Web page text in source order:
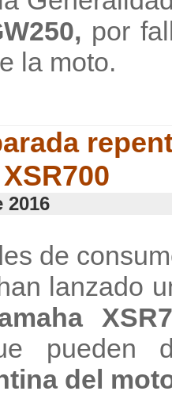
por
la moto.
2016
de
lanzado
pueden
del